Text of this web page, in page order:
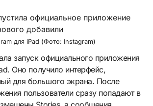
для iPad (Фото: Instagram)
Оно получило интерфейс,
для большого экрана. После
пользователи сразу попадают в